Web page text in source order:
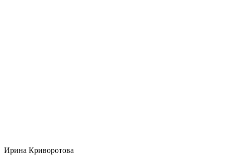
Ирина Криворотова